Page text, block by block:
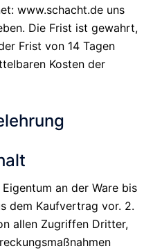
www.schacht.de uns
Die Frist ist gewahrt,
Frist von 14 Tagen
Kosten der
an der Ware bis
dem Kaufvertrag vor. 2.
allen Zugriffen Dritter,